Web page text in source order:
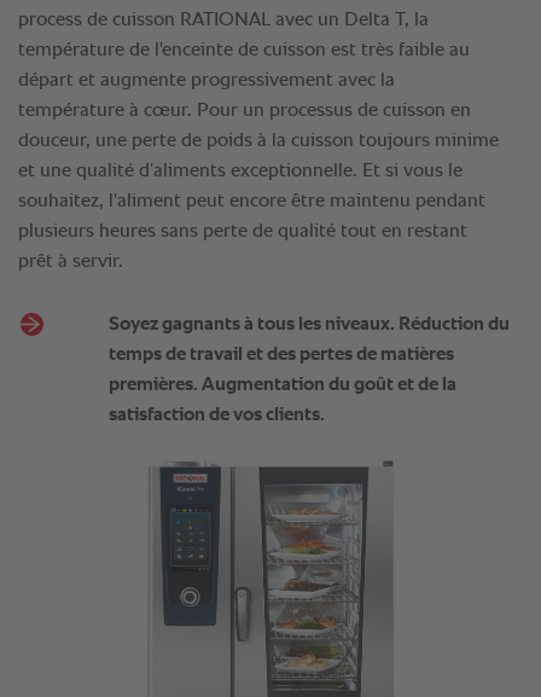
process de cuisson RATIONAL avec un Delta T, la
température de l'enceinte de cuisson est très faible au
départ et augmente progressivement avec la
température à cœur. Pour un processus de cuisson en
douceur, une perte de poids à la cuisson toujours minime
et une qualité d’aliments exceptionnelle. Et si vous le
souhaitez, l'aliment peut encore être maintenu pendant
plusieurs heures sans perte de qualité tout en restant
prêt à servir.
Soyez gagnants à tous les niveaux. Réduction du
temps de travail et des pertes de matières
premières. Augmentation du goût et de la
satisfaction de vos clients.